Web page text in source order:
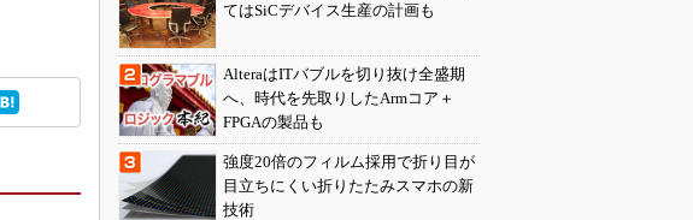
てはSiCデバイス生産の計画も
AlteraはITバブルを切り抜け全盛期
へ、時代を先取りしたArmコア＋
FPGAの製品も
強度20倍のフィルム採用で折り目が
目立ちにくい折りたたみスマホの新
技術